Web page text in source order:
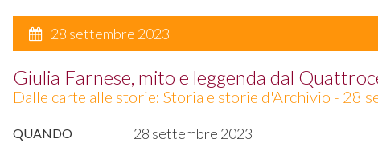
28 settembre 2023
Giulia Farnese, mito e leggenda dal
Dalle carte alle storie: Storia e storie d'Archivio - 28
QUANDO 28 settembre 2023